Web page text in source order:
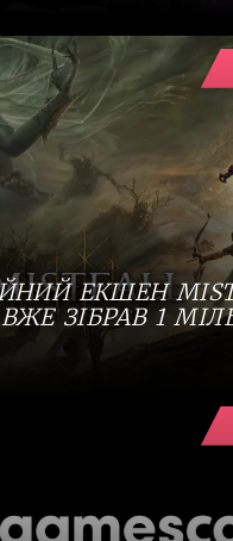
ЕКШЕН
ВЖЕ ЗІБРАВ 1